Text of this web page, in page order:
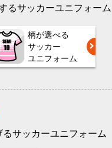
るサッカーユニフォーム
柄が選べる
サッカー
ユニフォーム
サッカーユニフォーム